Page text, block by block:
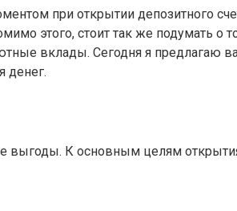
при открытии депозитного
этого, стоит так же подумать о
вклады. Сегодня я предлагаю
денег.
выгоды. К основным целям